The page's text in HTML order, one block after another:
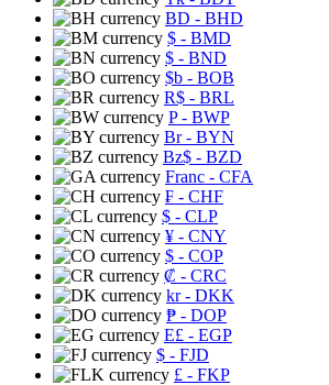
BD - BHD
$ - BMD
$ - BND
$b - BOB
R$ - BRL
P- BWP
Br- BYN
Bz$ - BZD
Franc - CFA
₣ - CHF
$ - CLP
¥ - CNY
$ - COP
₡ - CRC
kr- DKK
₱ - DOP
E£ - EGP
$ - FJD
£ - FKP